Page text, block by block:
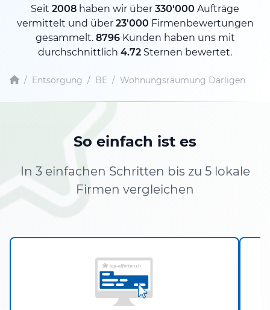
Seit 2008 haben wir über 330'000 Aufträge
vermittelt und über 23'000 Firmenbewertungen
gesammelt. 8796Kunden haben uns mit
durchschnittlich 4.72 Sternen bewertet.
/ Entsorgung / BE / Wohnungsräumung Därligen
So einfach ist es
In 3 einfachen Schritten bis zu 5 lokale
Firmen vergleichen